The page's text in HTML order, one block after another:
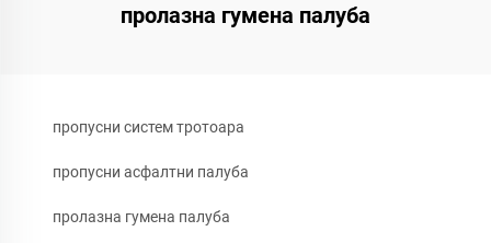
пролазна гумена палуба
пропусни систем тротоара
пропусни асфалтни палуба
пролазна гумена палуба